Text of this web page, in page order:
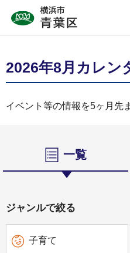
2026年8月カレン
イベント等の情報を5ヶ月先
一覧
ジャンルで絞る
子育て